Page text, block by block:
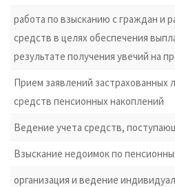
работа по взысканию с граждан и
средств в целях обеспечения
результате получения увечий на
Прием заявлений застрахованных
средств пенсионных накоплений
Ведение учета средств,
Взыскание недоимок по
организация и ведение